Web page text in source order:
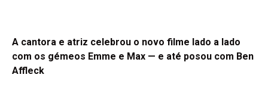
A cantora e atriz celebrou o novo filme lado a lado
com os gémeos Emme e Max — e até posou com Ben
Affleck